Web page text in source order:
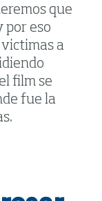
que
por eso
a
film se
fue la